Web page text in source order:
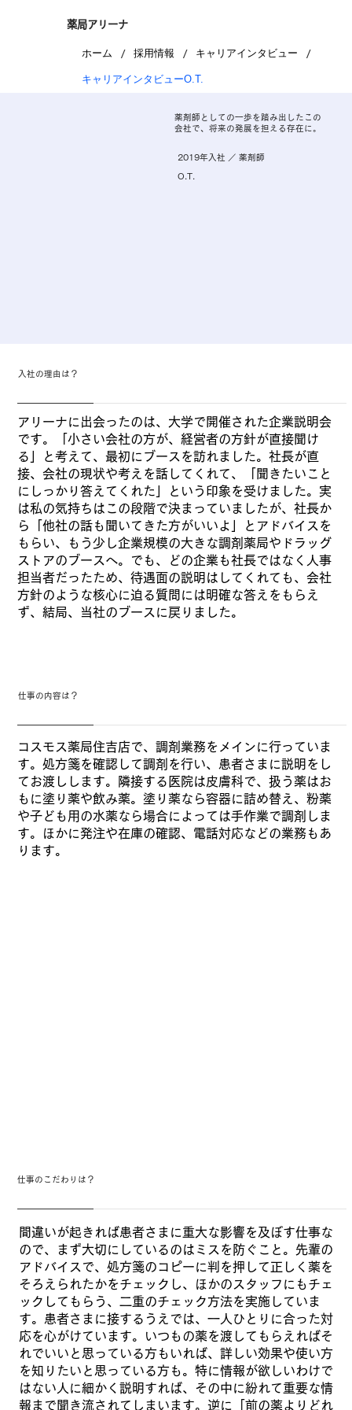
薬局アリーナ
ホーム / 採用情報 / キャリアインタビュー /
キャリアインタビューO.T.
薬剤師としての一歩を踏み出したこの
会社で、将来の発展を担える存在に。
2019年入社 ／ 薬剤師
O.T.
入社の理由は？
アリーナに出会ったのは、大学で開催された企業説明会
です。「小さい会社の方が、経営者の方針が直接聞け
る」と考えて、最初にブースを訪れました。社長が直
接、会社の現状や考えを話してくれて、「聞きたいこと
にしっかり答えてくれた」という印象を受けました。実
は私の気持ちはこの段階で決まっていましたが、社長か
ら「他社の話も聞いてきた方がいいよ」とアドバイスを
もらい、もう少し企業規模の大きな調剤薬局やドラッグ
ストアのブースへ。でも、どの企業も社長ではなく人事
担当者だったため、待遇面の説明はしてくれても、会社
方針のような核心に迫る質問には明確な答えをもらえ
ず、結局、当社のブースに戻りました。
仕事の内容は？
コスモス薬局住吉店で、調剤業務をメインに行っていま
す。処方箋を確認して調剤を行い、患者さまに説明をし
てお渡しします。隣接する医院は皮膚科で、扱う薬はお
もに塗り薬や飲み薬。塗り薬なら容器に詰め替え、粉薬
や子ども用の水薬なら場合によっては手作業で調剤しま
す。ほかに発注や在庫の確認、電話対応などの業務もあ
ります。
仕事のこだわりは？
間違いが起きれば患者さまに重大な影響を及ぼす仕事な
ので、まず大切にしているのはミスを防ぐこと。先輩の
アドバイスで、処方箋のコピーに判を押して正しく薬を
そろえられたかをチェックし、ほかのスタッフにもチェ
ックしてもらう、二重のチェック方法を実施していま
す。患者さまに接するうえでは、一人ひとりに合った対
応を心がけています。いつもの薬を渡してもらえればそ
れでいいと思っている方もいれば、詳しい効果や使い方
を知りたいと思っている方も。特に情報が欲しいわけで
はない人に細かく説明すれば、その中に紛れて重要な情
報まで聞き流されてしまいます。逆に「前の薬よりどれ